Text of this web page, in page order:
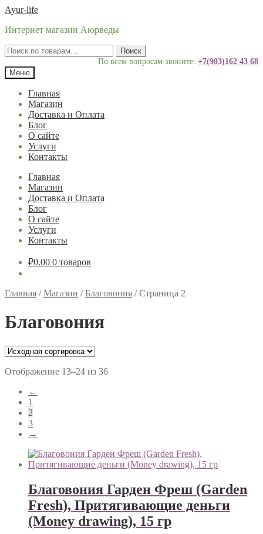
Перейти
навигации
Перейти
содержимому
Ayur-life
Интернет магазин Аюрведы
Искать:
Поиск
По всем вопросам звоните: +7(903)162 43 68
Меню
Главная
Магазин
Доставка и Оплата
Блог
О сайте
Услуги
Контакты
Главная
Магазин
Доставка и Оплата
Блог
О сайте
Услуги
Контакты
₽0.00 0 товаров
Главная /Магазин /Благовония /Страница 2
Благовония
Отображение 13–24 из 36
←
1
2
3
→
Благовония Гарден Фреш (Garden
Fresh), Притягивающие деньги
(Money drawing), 15 гр